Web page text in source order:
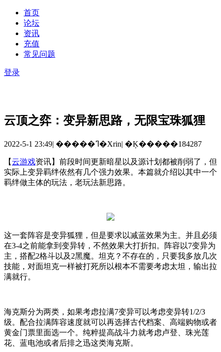
首页
论坛
资讯
充值
常见问题
登录
云顶之弈：变异新思路，无限宝珠狐狸
2022-5-1 23:49| �����ߣ�Xrin| �Ķ�����184287
【云游戏资讯】前段时间更新暗星以及源计划都被削弱了，但
实际上变异羁绊依然有几个强力效果。本篇就介绍以其中一个
羁绊做主体的玩法，老玩法新思路。
这一套阵容是变异狐狸，但是要求以减蓝效果为主。并且必须
在3-4之前能拿到变异转，不然效果大打折扣。阵容以7变异为
主，搭配2格斗以及 2黑魔。坦克？不存在的，只要我多放几次
技能，对面坦克一样被打死所以根本不需要考虑太坦，输出拉
满就行。
海克斯分为两类，如果考虑拉满7变异可以考虑变异转1/2/3
级。配合拉满阵容速度就可以再选择古代档案、高端购物或者
黄金门票里面选一个。纯粹提高战斗力就考虑卢登、珠光莲
花、蓝电池或者后排之迅这类海克斯。